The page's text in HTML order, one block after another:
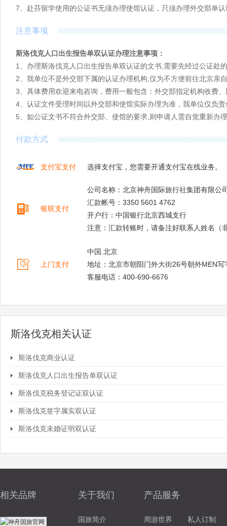
7、赴芬留学使用的公证书无须办理使馆认证，只须办理外交部单认
注意事项
斯洛伐克人口出生报告单双认证办理注意事项：
1、办理斯洛伐克人口出生报告单双认证的文书,需要先经过公证处
2、我单位不是外交部下属的认证办理机构,仅为不方便前往北京亲
3、具体费用欢迎来电咨询，费用一般包含：外交部指定机构收费
4、认证文件受理时间以外交部和使馆实际办理为准，我单位仅负
5、如公证文书不符合外交部、使馆的要求,则申请人需自觉重新办
付款方式
支付宝支付 选择支付宝，您需要开通支付宝在线业务。
银联支付
公司名称：北京神舟国际旅行社集团有限公
汇款帐号：3350 5601 4762
开户行：中国银行北京西城支行
注意：汇款转账时，请备注好联系人姓名（
上门支付
中国.北京
地址：北京市朝阳门外大街26号朝外MEN写
客服电话：400-690-6676
斯洛伐克相关认证
斯洛伐克商业认证
斯洛伐克人口出生报告单双认证
斯洛伐克税务登记证双认证
斯洛伐克签字属实双认证
斯洛伐克未婚证明双认证
相关品牌 关于我们
国旅简介
产品服务
周游世界 私人订制